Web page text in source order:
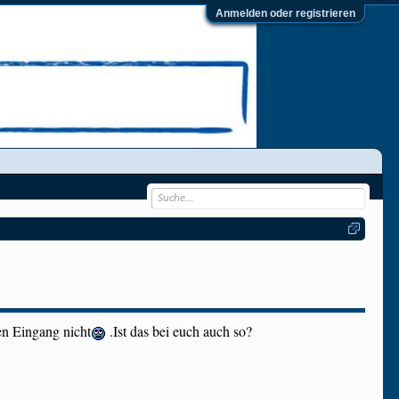
Anmelden oder registrieren
Eingang nicht .Ist das bei euch auch so?